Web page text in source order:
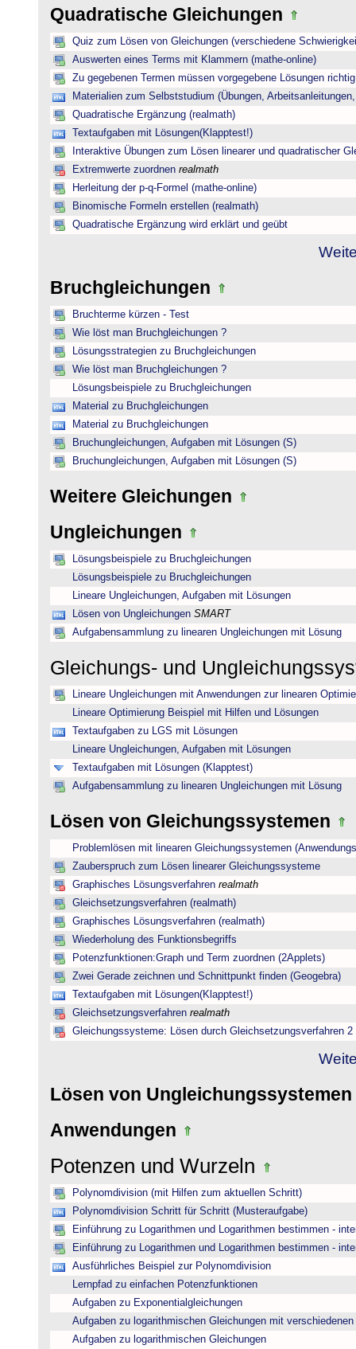
Quadratische Gleichungen
Quiz zum Lösen von Gleichungen (verschiedene
Auswerten eines Terms mit Klammern (mathe-online)
Zu gegebenen Termen müssen vorgegebene Lösungen
Materialien zum Selbststudium (Übungen,
Quadratische Ergänzung (realmath)
Textaufgaben mit Lösungen(Klapptest!)
Interaktive Übungen zum Lösen linearer und quadratischer
Extremwerte zuordnen realmath
Herleitung der p-q-Formel (mathe-online)
Binomische Formeln erstellen (realmath)
Quadratische Ergänzung wird erklärt und geübt
Bruchgleichungen
Bruchterme kürzen - Test
Wie löst man Bruchgleichungen ?
Lösungsstrategien zu Bruchgleichungen
Wie löst man Bruchgleichungen ?
Lösungsbeispiele zu Bruchgleichungen
Material zu Bruchgleichungen
Material zu Bruchgleichungen
Bruchungleichungen, Aufgaben mit Lösungen (S)
Bruchungleichungen, Aufgaben mit Lösungen (S)
Weitere Gleichungen
Ungleichungen
Lösungsbeispiele zu Bruchgleichungen
Lösungsbeispiele zu Bruchgleichungen
Lineare Ungleichungen, Aufgaben mit Lösungen
Lösen von Ungleichungen SMART
Aufgabensammlung zu linearen Ungleichungen mit Lösung
Gleichungs- und
Lineare Ungleichungen mit Anwendungen zur linearen
Lineare Optimierung Beispiel mit Hilfen und Lösungen
Textaufgaben zu LGS mit Lösungen
Lineare Ungleichungen, Aufgaben mit Lösungen
Textaufgaben mit Lösungen (Klapptest)
Aufgabensammlung zu linearen Ungleichungen mit Lösung
Lösen von Gleichungssystemen
Problemlösen mit linearen Gleichungssystemen
Zauberspruch zum Lösen linearer Gleichungssysteme
Graphisches Lösungsverfahren realmath
Gleichsetzungsverfahren (realmath)
Graphisches Lösungsverfahren (realmath)
Wiederholung des Funktionsbegriffs
Potenzfunktionen:Graph und Term zuordnen (2Applets)
Zwei Gerade zeichnen und Schnittpunkt finden (Geogebra)
Textaufgaben mit Lösungen(Klapptest!)
Gleichsetzungsverfahren realmath
Gleichungssysteme: Lösen durch Gleichsetzungsverfahren 2
Lösen von Ungleichungssystemen
Anwendungen
Potenzen und Wurzeln
Polynomdivision (mit Hilfen zum aktuellen Schritt)
Polynomdivision Schritt für Schritt (Musteraufgabe)
Einführung zu Logarithmen und Logarithmen bestimmen -
Einführung zu Logarithmen und Logarithmen bestimmen -
Ausführliches Beispiel zur Polynomdivision
Lernpfad zu einfachen Potenzfunktionen
Aufgaben zu Exponentialgleichungen
Aufgaben zu logarithmischen Gleichungen mit verschiedenen
Aufgaben zu logarithmischen Gleichungen